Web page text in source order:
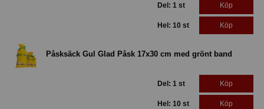
Del: 1 st Köp
Hel: 10 st Köp
Påsksäck Gul Glad Påsk 17x30 cm med grönt band
Del: 1 st Köp
Hel: 10 st Köp